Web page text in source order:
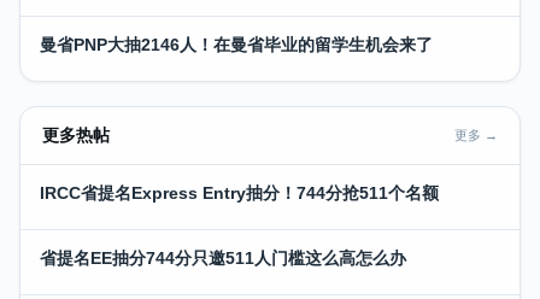
曼省PNP大抽2146人！在曼省毕业的留学生机会来了
更多热帖 更多 →
IRCC省提名Express Entry抽分！744分抢511个名额
省提名EE抽分744分只邀511人门槛这么高怎么办